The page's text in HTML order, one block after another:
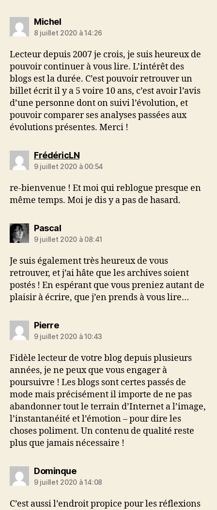
Micheldit :
8 juillet 2020 à 14:26
Lecteur depuis 2007 je crois, je suis heureux de
pouvoir continuer à vous lire. L’intérêt des
blogs est la durée. C’est pouvoir retrouver un
billet écrit il y a 5 voire 10 ans, c’est avoir l’avis
d’une personne dont on suivi l’évolution, et
pouvoir comparer ses analyses passées aux
évolutions présentes. Merci !
FrédéricLNdit :
9 juillet 2020 à 00:54
re-bienvenue ! Et moi qui reblogue presque en
même temps. Moi je dis y a pas de hasard.
Pascaldit :
9 juillet 2020 à 08:41
Je suis également très heureux de vous
retrouver, et j’ai hâte que les archives soient
postés ! En espérant que vous preniez autant de
plaisir à écrire, que j’en prends à vous lire…
Pierredit :
9 juillet 2020 à 10:43
Fidèle lecteur de votre blog depuis plusieurs
années, je ne peux que vous engager à
poursuivre ! Les blogs sont certes passés de
mode mais précisément il importe de ne pas
abandonner tout le terrain d’Internet a l’image,
l’instantanéité et l’émotion – pour dire les
choses poliment. Un contenu de qualité reste
plus que jamais nécessaire !
Dominquedit :
9 juillet 2020 à 14:08
C’est aussi l’endroit propice pour les réflexions